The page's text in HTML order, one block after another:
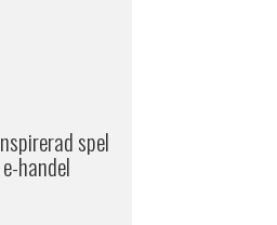
spel
handel